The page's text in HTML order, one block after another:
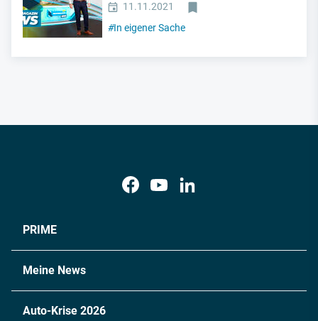
11.11.2021
#In eigener Sache
PRIME
Meine News
Auto-Krise 2026